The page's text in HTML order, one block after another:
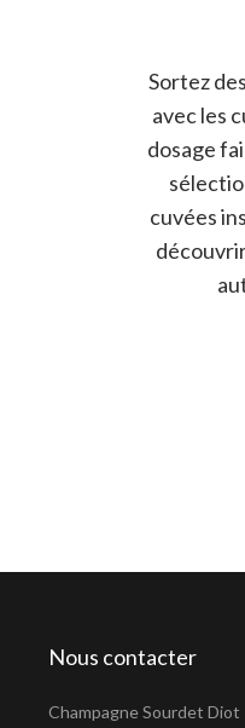
Sortez
avec les
dosage
cuvées
Nous contacter
Champagne Sourdet Diot